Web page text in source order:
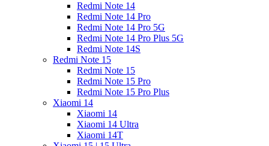
Redmi Note 14
Redmi Note 14 Pro
Redmi Note 14 Pro 5G
Redmi Note 14 Pro Plus 5G
Redmi Note 14S
Redmi Note 15
Redmi Note 15
Redmi Note 15 Pro
Redmi Note 15 Pro Plus
Xiaomi 14
Xiaomi 14
Xiaomi 14 Ultra
Xiaomi 14T